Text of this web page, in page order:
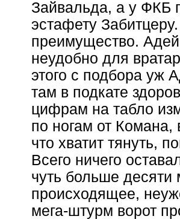
Зайвальда, а у ФКБ
эстафету
преимущество.
неудобно для
этого с подбора уж
там в подкате
цифрам на табло
по ногам от
что хватит тянуть,
Всего ничего
чуть больше десяти
происходящее,
мега-штурм ворот